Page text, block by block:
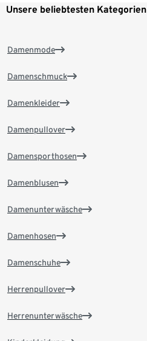
Unsere beliebtesten Kategorien
Damenmode
Damenschmuck
Damenkleider
Damenpullover
Damensporthosen
Damenblusen
Damenunterwäsche
Damenhosen
Damenschuhe
Herrenpullover
Herrenunterwäsche